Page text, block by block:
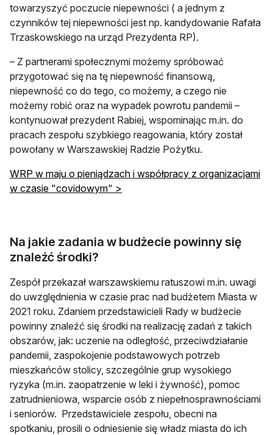
towarzyszyć poczucie niepewności ( a jednym z
czynników tej niepewności jest np. kandydowanie Rafała
Trzaskowskiego na urząd Prezydenta RP).
– Z partnerami społecznymi możemy spróbować
przygotować się na tę niepewność finansową,
niepewność co do tego, co możemy, a czego nie
możemy robić oraz na wypadek powrotu pandemii –
kontynuował prezydent Rabiej, wspominając m.in. do
pracach zespołu szybkiego reagowania, który został
powołany w Warszawskiej Radzie Pożytku.
WRP w maju o pieniądzach i współpracy z organizacjami
w czasie "covidowym" >
Na jakie zadania w budżecie powinny się
znaleźć środki?
Zespół przekazał warszawskiemu ratuszowi m.in. uwagi
do uwzględnienia w czasie prac nad budżetem Miasta w
2021 roku. Zdaniem przedstawicieli Rady w budżecie
powinny znaleźć się środki na realizację zadań z takich
obszarów, jak: uczenie na odległość, przeciwdziałanie
pandemii, zaspokojenie podstawowych potrzeb
mieszkańców stolicy, szczególnie grup wysokiego
ryzyka (m.in. zaopatrzenie w leki i żywność), pomoc
zatrudnieniowa, wsparcie osób z niepełnosprawnościami
i seniorów. Przedstawiciele zespołu, obecni na
spotkaniu, prosili o odniesienie się władz miasta do ich